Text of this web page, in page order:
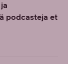
podcasteja et